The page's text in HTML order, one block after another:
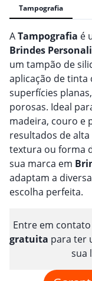
Tampografia
ATampografia é
Brindes
um tampão de
aplicação de tinta
superfícies
porosas. Ideal
madeira, couro e
resultados de
textura ou forma
sua marca em
adaptam a
escolha perfeita.
Entre em
gratuita para ter
sua